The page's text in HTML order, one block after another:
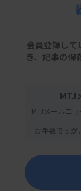
液凝固測定
同社による
め、HIT抗体
が、実施す
多いことが
性の低減に
少症）診断
会員登録して
き、 記事の保
MTJ
MTJメールニ
お手数ですが